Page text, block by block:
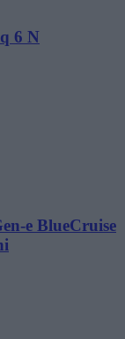
6 N
e BlueCruise